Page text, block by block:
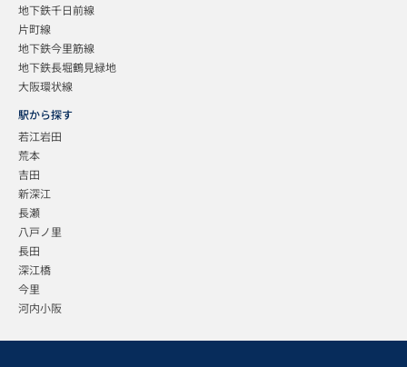
地下鉄千日前線
片町線
地下鉄今里筋線
地下鉄長堀鶴見緑地
大阪環状線
駅から探す
若江岩田
荒本
吉田
新深江
長瀬
八戸ノ里
長田
深江橋
今里
河内小阪